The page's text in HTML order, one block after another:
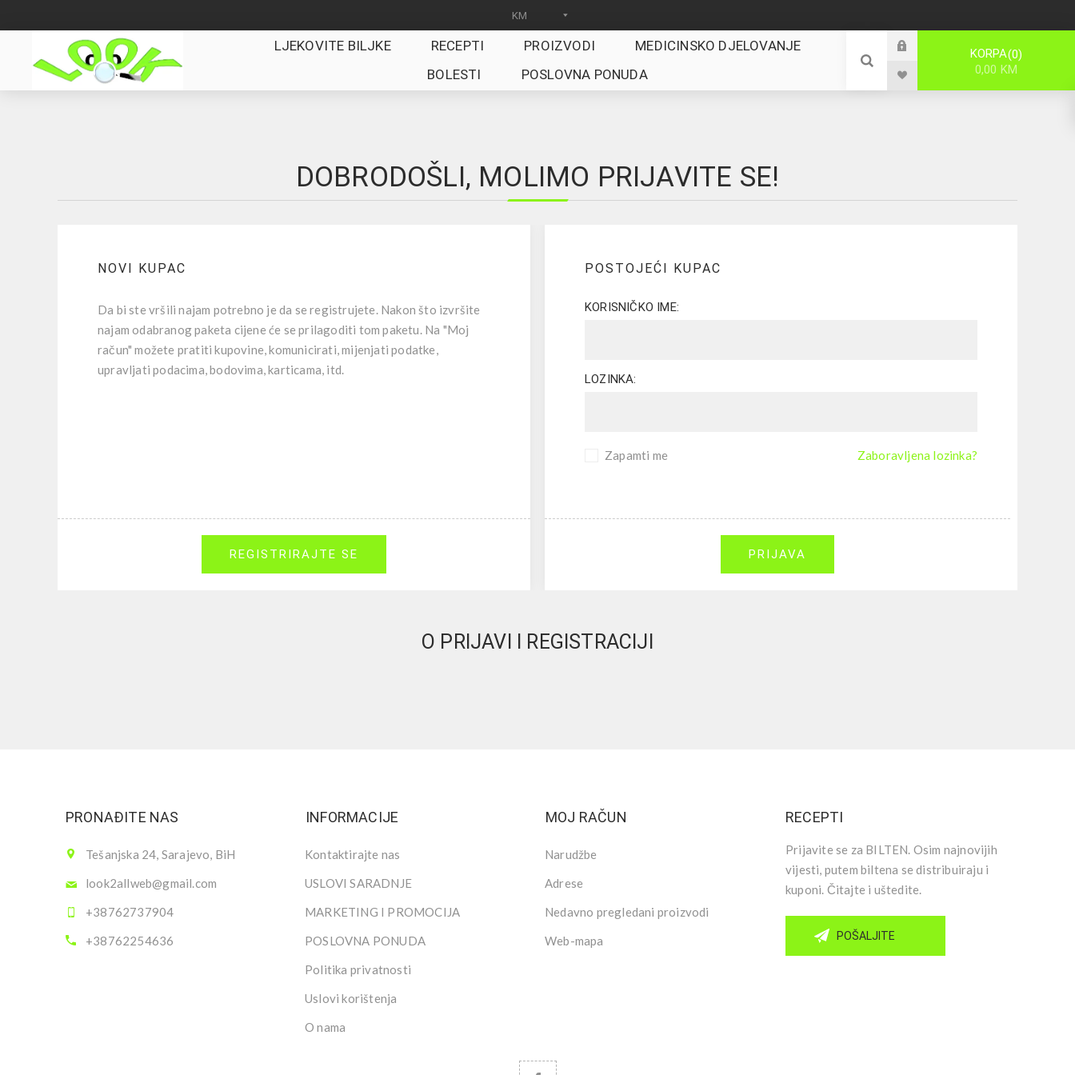
LJEKOVITE BILJKE RECEPTI PROIZVODI
MEDICINSKO DJELOVANJE
BOLESTI
POSLOVNA PONUDA
KORPA 0
0,00 KM
DOBRODOŠLI, MOLIMO PRIJAVITE SE!
NOVI KUPAC
Da bi ste vršili najam potrebno je da se registrujete. Nakon što izvršite
najam odabranog paketa cijene će se prilagoditi tom paketu. Na "Moj
račun" možete pratiti kupovine, komunicirati, mijenjati podatke,
upravljati podacima, bodovima, karticama, itd.
REGISTRIRAJTE SE
POSTOJEĆI KUPAC
KORISNIČKO IME:
LOZINKA:
Zapamti me Zaboravljena lozinka?
PRIJAVA
O PRIJAVI I REGISTRACIJI
PRONAĐITE NAS
Tešanjska 24, Sarajevo, BiH
look2allweb@gmail.com
+38762737904
+38762254636
INFORMACIJE
Kontaktirajte nas
USLOVI SARADNJE
MARKETING I PROMOCIJA
POSLOVNA PONUDA
Politika privatnosti
Uslovi korištenja
O nama
MOJ RAČUN
Narudžbe
Adrese
Nedavno pregledani proizvodi
Web-mapa
RECEPTI
Prijavite se za BILTEN. Osim najnovijih
vijesti, putem biltena se distribuiraju i
kuponi. Čitajte i uštedite.
POŠALJITE